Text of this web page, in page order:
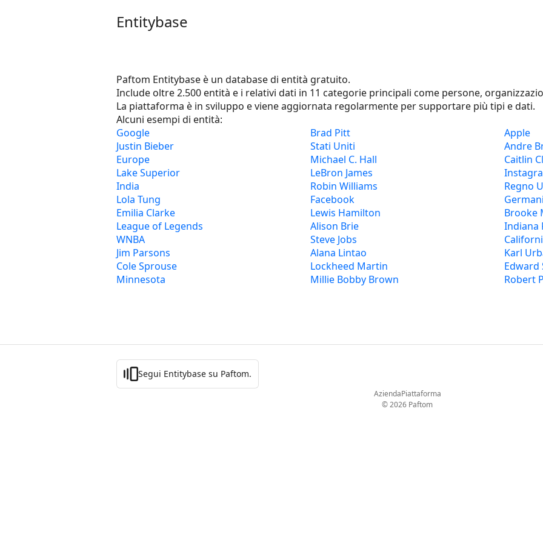
Entitybase
Paftom Entitybase è un database di entità gratuito.
Include oltre 2.500 entità e i relativi dati in 11 categorie principali come persone,
La piattaforma è in sviluppo e viene aggiornata regolarmente per supportare più tipi e dati.
Alcuni esempi di entità:
Google
Justin Bieber
Europe
Lake Superior
India
Lola Tung
Emilia Clarke
League of Legends
WNBA
Jim Parsons
Cole Sprouse
Minnesota
Brad Pitt
Stati Uniti
Michael C. Hall
LeBron James
Robin Williams
Facebook
Lewis Hamilton
Alison Brie
Steve Jobs
Alana Lintao
Lockheed Martin
Millie Bobby Brown
Apple
Andre
Caitlin
Regno
Brooke
Indiana
Karl
Edward
Robert
Segui Entitybase su Paftom.
AziendaPiattaforma
© 2026 Paftom